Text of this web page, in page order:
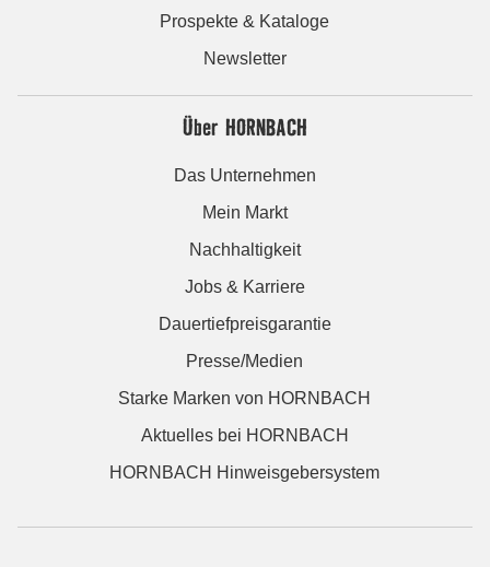
Prospekte & Kataloge
Newsletter
Über HORNBACH
Das Unternehmen
Mein Markt
Nachhaltigkeit
Jobs & Karriere
Dauertiefpreisgarantie
Presse/Medien
Starke Marken von HORNBACH
Aktuelles bei HORNBACH
HORNBACH Hinweisgebersystem